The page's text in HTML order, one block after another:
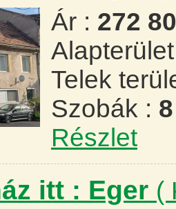
Ár : 272
Telek
Szobák : 8
Részlet
itt : Eger (